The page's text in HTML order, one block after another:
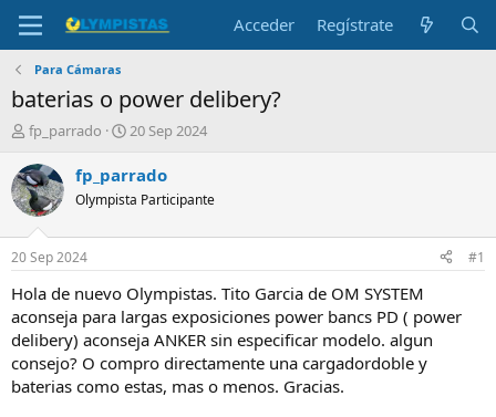
Acceder Regístrate
Para Cámaras
baterias o power delibery?
I
i
c
i
a
d
o
r
e
l
t
e
fp_parrado
F
c
a
i
n
c
i
o
20 Sep 2024
fp_parrado
Olympista Participante
20 Sep 2024 #1
Hola de nuevo Olympistas. Tito Garcia de OM SYSTEM
aconseja para largas exposiciones power bancs PD ( power
delibery) aconseja ANKER sin especificar modelo. algun
consejo? O compro directamente una cargadordoble y
baterias como estas, mas o menos. Gracias.